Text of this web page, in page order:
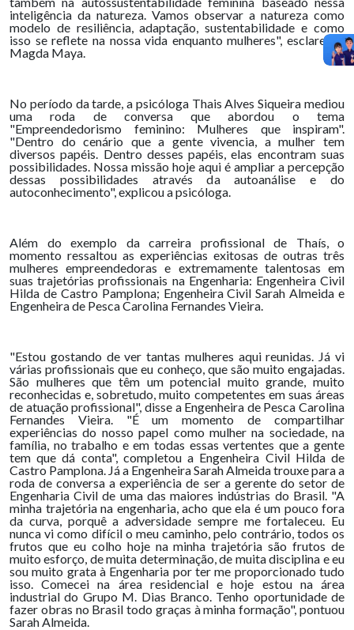
inteligência da natureza. Vamos observar a natureza como
modelo de resiliência, adaptação, sustentabilidade e como
isso se reflete na nossa vida enquanto mulheres", esclareceu
Magda Maya.
No período da tarde, a psicóloga Thais Alves Siqueira mediou
uma roda de conversa que abordou o tema
"Empreendedorismo feminino: Mulheres que inspiram".
"Dentro do cenário que a gente vivencia, a mulher tem
diversos papéis. Dentro desses papéis, elas encontram suas
possibilidades. Nossa missão hoje aqui é ampliar a percepção
dessas possibilidades através da autoanálise e do
autoconhecimento", explicou a psicóloga.
Além do exemplo da carreira profissional de Thaís, o
momento ressaltou as experiências exitosas de outras três
mulheres empreendedoras e extremamente talentosas em
suas trajetórias profissionais na Engenharia: Engenheira Civil
Hilda de Castro Pamplona; Engenheira Civil Sarah Almeida e
Engenheira de Pesca Carolina Fernandes Vieira.
"Estou gostando de ver tantas mulheres aqui reunidas. Já vi
várias profissionais que eu conheço, que são muito engajadas.
São mulheres que têm um potencial muito grande, muito
reconhecidas e, sobretudo, muito competentes em suas áreas
de atuação profissional", disse a Engenheira de Pesca Carolina
Fernandes Vieira. "É um momento de compartilhar
experiências do nosso papel como mulher na sociedade, na
família, no trabalho e em todas essas vertentes que a gente
tem que dá conta", completou a Engenheira Civil Hilda de
Castro Pamplona. Já a Engenheira Sarah Almeida trouxe para a
roda de conversa a experiência de ser a gerente do setor de
Engenharia Civil de uma das maiores indústrias do Brasil. "A
minha trajetória na engenharia, acho que ela é um pouco fora
da curva, porquê a adversidade sempre me fortaleceu. Eu
nunca vi como difícil o meu caminho, pelo contrário, todos os
frutos que eu colho hoje na minha trajetória são frutos de
muito esforço, de muita determinação, de muita disciplina e eu
sou muito grata à Engenharia por ter me proporcionado tudo
isso. Comecei na área residencial e hoje estou na área
industrial do Grupo M. Dias Branco. Tenho oportunidade de
fazer obras no Brasil todo graças à minha formação", pontuou
Sarah Almeida.